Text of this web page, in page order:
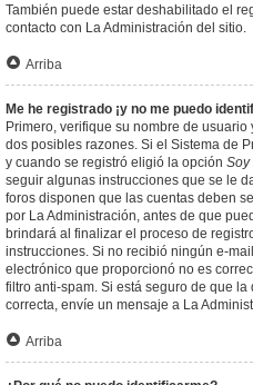
También puede estar deshabilitado el
contacto con La Administración del sitio.
Arriba
Me he registrado ¡y no me puedo
Primero, verifique su nombre de
dos posibles razones. Si el Sistema de
y cuando se registró eligió la opción Soy
seguir algunas instrucciones que se le
foros disponen que las cuentas deben
por La Administración, antes de que
brindará al finalizar el proceso de
instrucciones. Si no recibió ningún e-
electrónico que proporcionó no es
filtro anti-spam. Si está seguro de que
correcta, envíe un mensaje a La
Arriba